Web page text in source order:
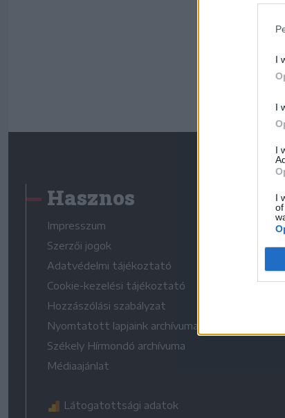
I
I
I
I
Hasznos
Impresszum
Szerzői jogok
Adatvédelmi tájékoztató
Cookie-kezelési tájékoztató
Hozzászólási szabályzat
Nyomtatott lapjaink archívuma
Székely Hírmondó archívuma
Médiaajánlat
Látogatottsági adatok